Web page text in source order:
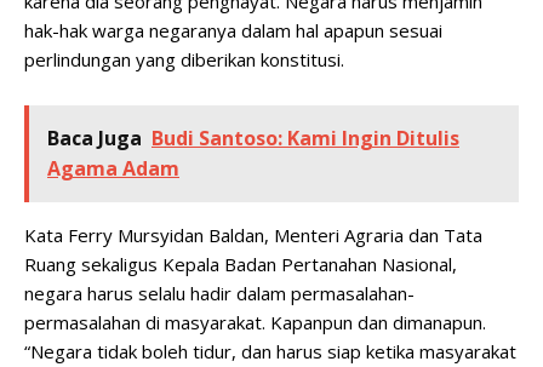
hak-hak warga negaranya dalam hal apapun sesuai
perlindungan yang diberikan konstitusi.
Baca Juga Budi Santoso: Kami Ingin Ditulis
Agama Adam
Kata Ferry Mursyidan Baldan, Menteri Agraria dan Tata
Ruang sekaligus Kepala Badan Pertanahan Nasional,
negara harus selalu hadir dalam permasalahan-
permasalahan di masyarakat. Kapanpun dan dimanapun.
“Negara tidak boleh tidur, dan harus siap ketika masyarakat